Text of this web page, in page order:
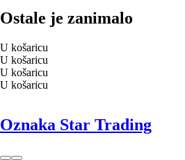
Ostale je zanimalo
U košaricu
U košaricu
U košaricu
U košaricu
Oznaka Star Trading